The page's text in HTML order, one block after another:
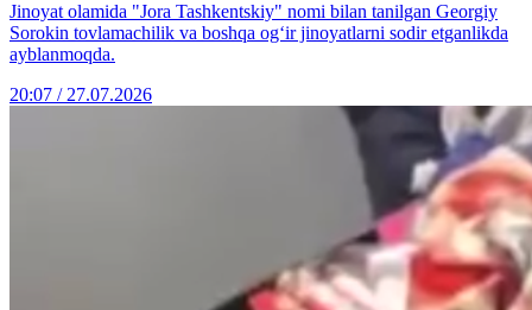
Jinoyat olamida "Jora Tashkentskiy" nomi bilan tanilgan Georgiy
Sorokin tovlamachilik va boshqa og‘ir jinoyatlarni sodir etganlikda
ayblanmoqda.
20:07 / 27.07.2026